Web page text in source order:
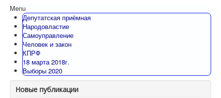
Menu
Депутатская приёмная
Народовластие
Самоуправление
Человек и закон
КПРФ
18 марта 2018г.
Выборы 2020
Новые публикации